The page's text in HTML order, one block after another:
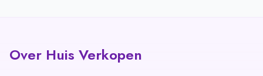
Over Huis Verkopen